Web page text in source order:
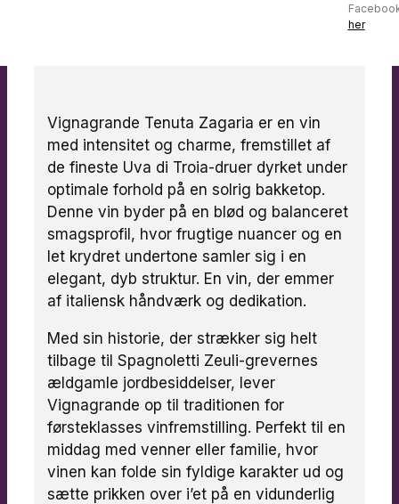
her
Vignagrande Tenuta Zagaria er en vin
med intensitet og charme, fremstillet af
de fineste Uva di Troia-druer dyrket under
optimale forhold på en solrig bakketop.
Denne vin byder på en blød og balanceret
smagsprofil, hvor frugtige nuancer og en
let krydret undertone samler sig i en
elegant, dyb struktur. En vin, der emmer
af italiensk håndværk og dedikation.
Med sin historie, der strækker sig helt
tilbage til Spagnoletti Zeuli-grevernes
ældgamle jordbesiddelser, lever
Vignagrande op til traditionen for
førsteklasses vinfremstilling. Perfekt til en
middag med venner eller familie, hvor
vinen kan folde sin fyldige karakter ud og
sætte prikken over i’et på en vidunderlig